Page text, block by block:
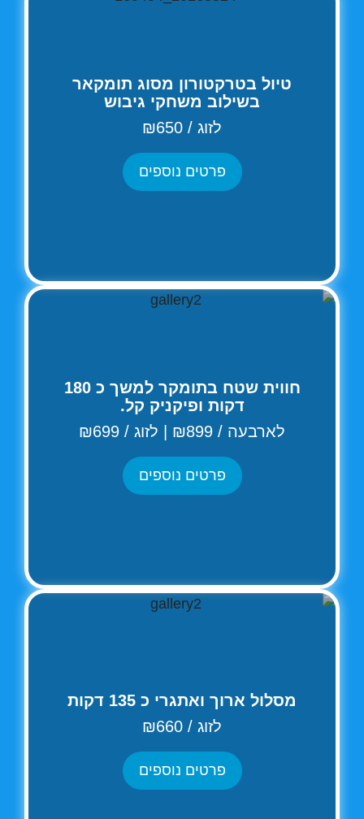
טיול בטרקטורון מסוג תומקאר
בשילוב משחקי גיבוש
לזוג / ₪650
פרטים נוספים
חווית שטח בתומקר למשך כ 180
דקות ופיקניק קל.
לארבעה / ₪899 | לזוג / ₪699
פרטים נוספים
מסלול ארוך ואתגרי כ 135 דקות
לזוג / ₪660
פרטים נוספים